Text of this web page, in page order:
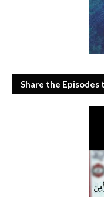
Share the